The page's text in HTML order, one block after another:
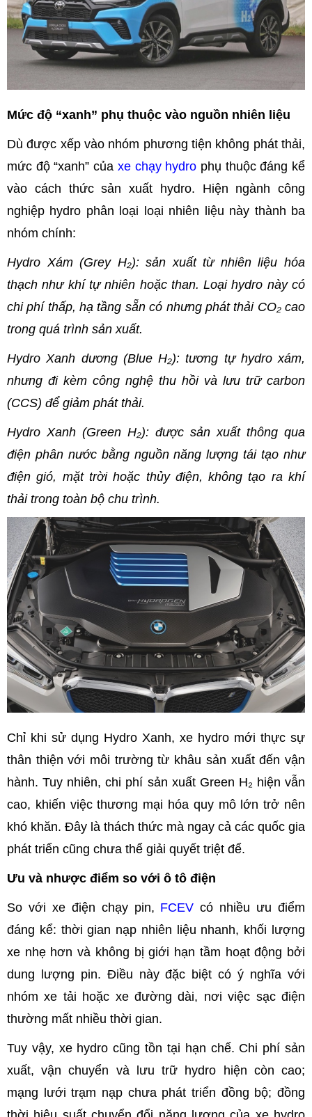
Mức độ “xanh” phụ thuộc vào nguồn nhiên liệu
Dù được xếp vào nhóm phương tiện không phát thải,
mức độ “xanh” của xe chạy hydro phụ thuộc đáng kể
vào cách thức sản xuất hydro. Hiện ngành công
nghiệp hydro phân loại loại nhiên liệu này thành ba
nhóm chính:
Hydro Xám (Grey H₂): sản xuất từ nhiên liệu hóa
thạch như khí tự nhiên hoặc than. Loại hydro này có
chi phí thấp, hạ tầng sẵn có nhưng phát thải CO₂ cao
trong quá trình sản xuất.
Hydro Xanh dương (Blue H₂): tương tự hydro xám,
nhưng đi kèm công nghệ thu hồi và lưu trữ carbon
(CCS) để giảm phát thải.
Hydro Xanh (Green H₂): được sản xuất thông qua
điện phân nước bằng nguồn năng lượng tái tạo như
điện gió, mặt trời hoặc thủy điện, không tạo ra khí
thải trong toàn bộ chu trình.
Chỉ khi sử dụng Hydro Xanh, xe hydro mới thực sự
thân thiện với môi trường từ khâu sản xuất đến vận
hành. Tuy nhiên, chi phí sản xuất Green H₂ hiện vẫn
cao, khiến việc thương mại hóa quy mô lớn trở nên
khó khăn. Đây là thách thức mà ngay cả các quốc gia
phát triển cũng chưa thể giải quyết triệt để.
Ưu và nhược điểm so với ô tô điện
So với xe điện chạy pin, FCEV có nhiều ưu điểm
đáng kể: thời gian nạp nhiên liệu nhanh, khối lượng
xe nhẹ hơn và không bị giới hạn tầm hoạt động bởi
dung lượng pin. Điều này đặc biệt có ý nghĩa với
nhóm xe tải hoặc xe đường dài, nơi việc sạc điện
thường mất nhiều thời gian.
Tuy vậy, xe hydro cũng tồn tại hạn chế. Chi phí sản
xuất, vận chuyển và lưu trữ hydro hiện còn cao;
mạng lưới trạm nạp chưa phát triển đồng bộ; đồng